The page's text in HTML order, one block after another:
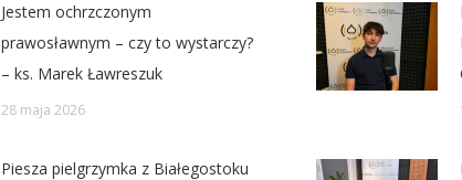
Jestem ochrzczonym
prawosławnym – czy to wystarczy?
– ks. Marek Ławreszuk
28 maja 2026
Piesza pielgrzymka z Białegostoku